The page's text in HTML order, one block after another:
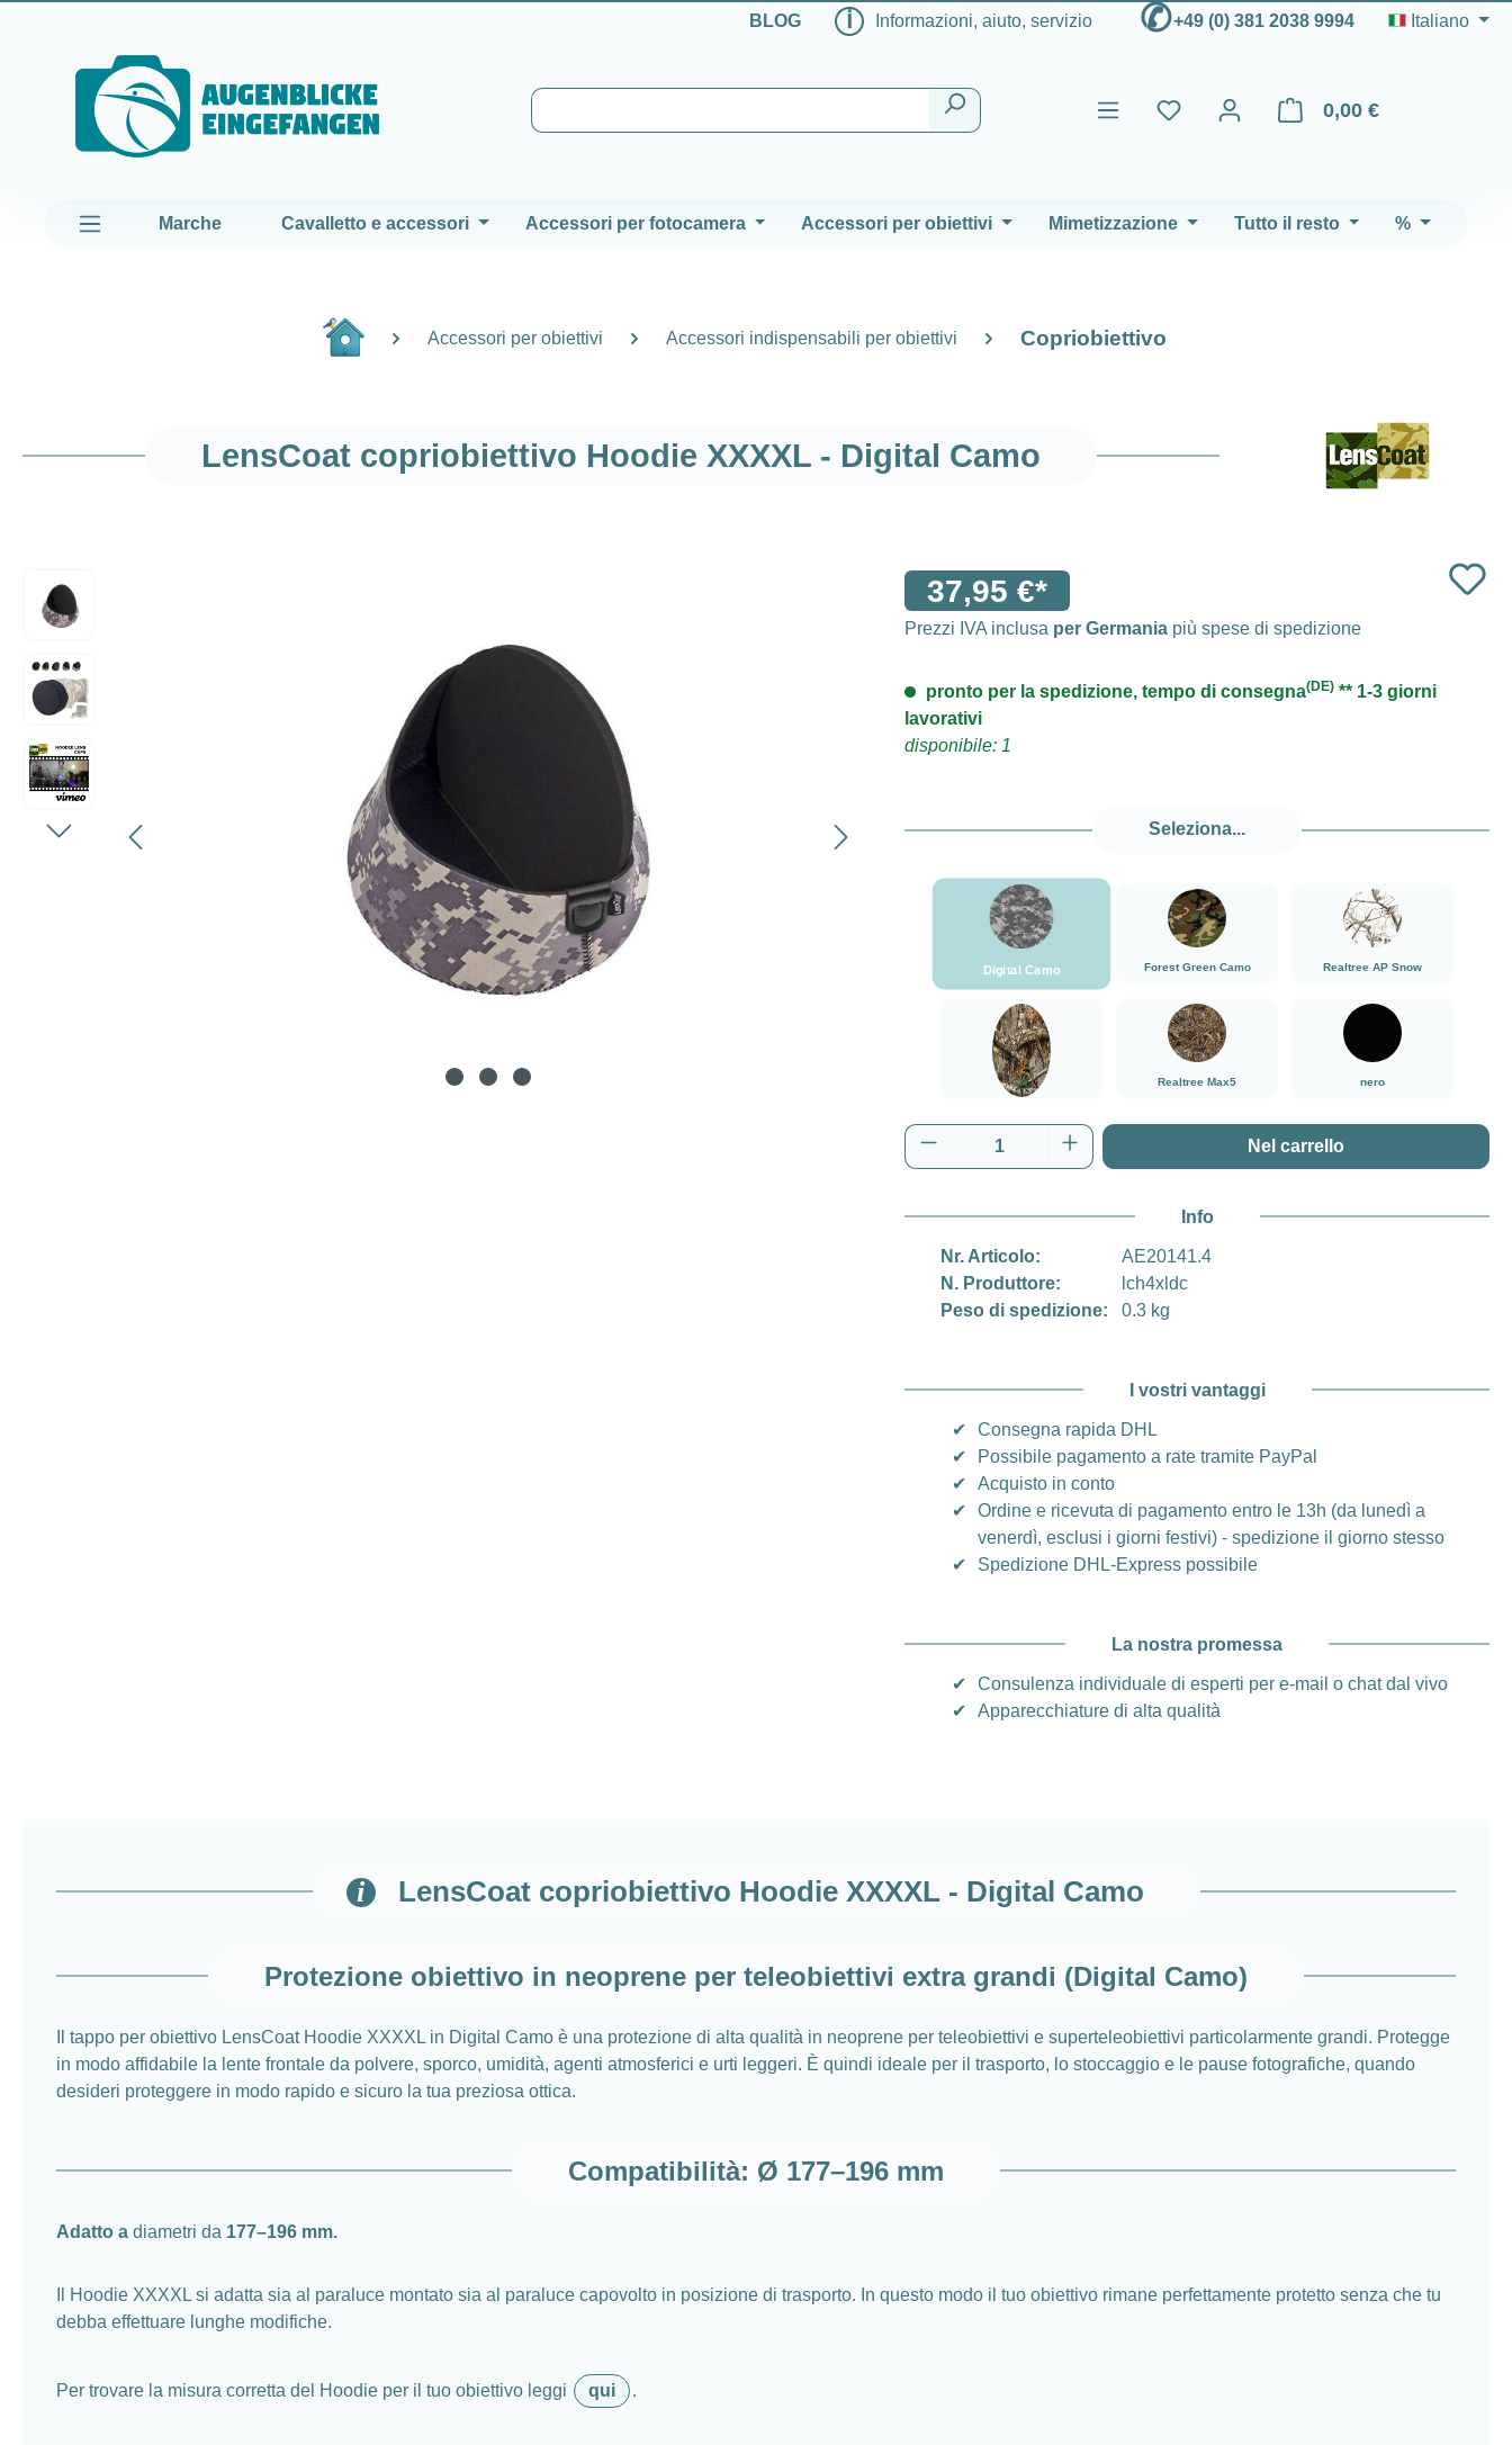
BLOG ℹ Informazioni, aiuto, servizio ✆+49 (0) 381 2038 9994 Italiano
0,00 €
Il carrello contiene 0
Marche Cavalletto e accessori Accessori per fotocamera Accessori per obiettivi Mimetizzazione Tutto il resto %
Accessori per obiettivi Accessori indispensabili per obiettivi Copriobiettivo
LensCoat copriobiettivo Hoodie XXXXL - Digital Camo
37,95 €*
Prezzi IVA inclusa per Germania più spese di spedizione
pronto per la spedizione, tempo di consegna(DE) ** 1-3 giorni
lavorativi
disponibile: 1
Seleziona...
Digital Camo
###Digital Camo###LensCoat
Forest Green Camo
###Forest Green Camo###LensCoat
Realtree AP Snow
###Realtree AP
###Realtree Edge###LensCoat
Realtree Max5
###Realtree Max5###LensCoat
nero
nero
Quantità del prodotto: inserisci la quantità
Nel carrello
Info
Nr. Articolo:
AE20141.4
N. Produttore:
lch4xldc
Peso di spedizione:
0.3 kg
I vostri vantaggi
✔
Consegna rapida DHL
✔
Possibile pagamento a rate tramite PayPal
✔
Acquisto in conto
✔
Ordine e ricevuta di pagamento entro le 13h (da lunedì a
venerdì, esclusi i giorni festivi) - spedizione il giorno stesso
✔
Spedizione DHL-Express possibile
La nostra promessa
✔
Consulenza individuale di esperti per e-mail o chat dal vivo
✔
Apparecchiature di alta qualità
LensCoat copriobiettivo Hoodie XXXXL - Digital Camo
Protezione obiettivo in neoprene per teleobiettivi extra grandi (Digital Camo)
Il tappo per obiettivo LensCoat Hoodie XXXXL in Digital Camo è una protezione di alta qualità in neoprene per teleobiettivi e superteleobiettivi particolarmente grandi. Protegge
in modo affidabile la lente frontale da polvere, sporco, umidità, agenti atmosferici e urti leggeri. È quindi ideale per il trasporto, lo stoccaggio e le pause fotografiche, quando
desideri proteggere in modo rapido e sicuro la tua preziosa ottica.
Compatibilità: Ø 177–196 mm
Adatto a diametri da 177–196 mm.
Il Hoodie XXXXL si adatta sia al paraluce montato sia al paraluce capovolto in posizione di trasporto. In questo modo il tuo obiettivo rimane perfettamente protetto senza che tu
debba effettuare lunghe modifiche.
Per trovare la misura corretta del Hoodie per il tuo obiettivo leggi qui .